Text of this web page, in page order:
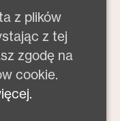
z plików
z tej
zgodę na
cookie.